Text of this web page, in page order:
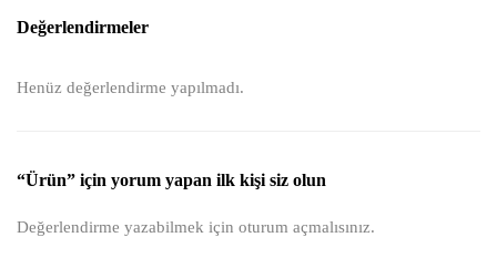
Değerlendirmeler
Henüz değerlendirme yapılmadı.
“Ürün” için yorum yapan ilk kişi siz olun
Değerlendirme yazabilmek için oturum açmalısınız.